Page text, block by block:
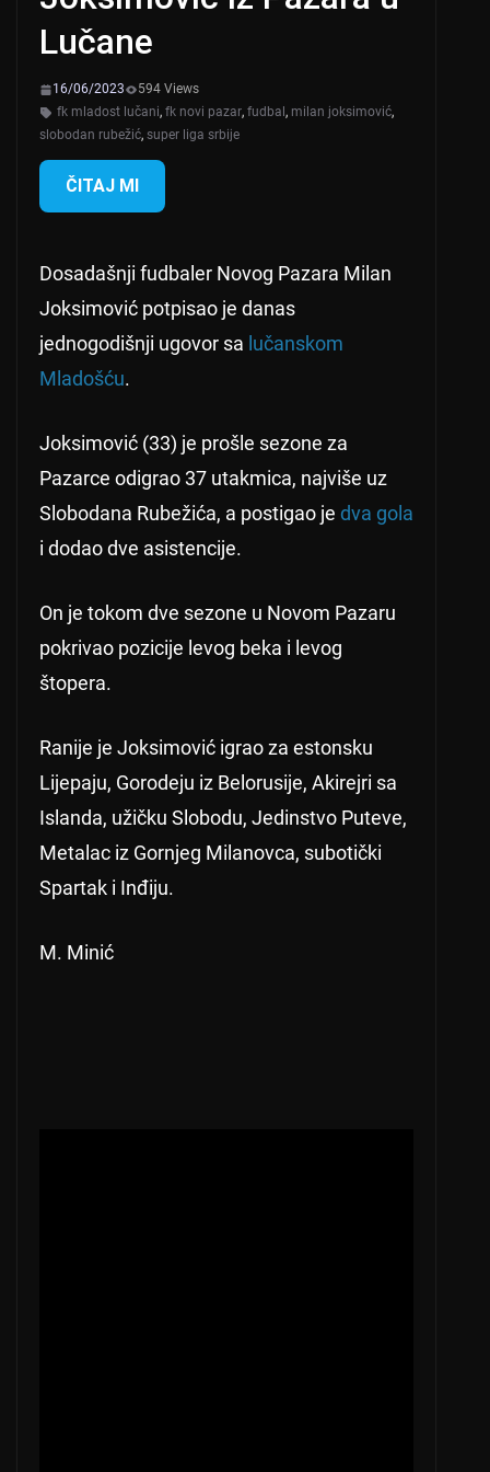
Lučane
16/06/2023
594 Views
fk mladost lučani, fk novi pazar, fudbal , milan joksimović,
slobodan rubežić, super liga srbije
ČITAJ MI
Dosadašnji fudbaler Novog Pazara Milan
Joksimović potpisao je danas
jednogodišnji ugovor sa lučanskom
Mladošću.
Joksimović (33) je prošle sezone za
Pazarce odigrao 37 utakmica, najviše uz
Slobodana Rubežića, a postigao je dva gola
i dodao dve asistencije.
On je tokom dve sezone u Novom Pazaru
pokrivao pozicije levog beka i levog
štopera.
Ranije je Joksimović igrao za estonsku
Lijepaju, Gorodeju iz Belorusije, Akirejri sa
Islanda, užičku Slobodu, Jedinstvo Puteve,
Metalac iz Gornjeg Milanovca, subotički
Spartak i Inđiju.
M. Minić